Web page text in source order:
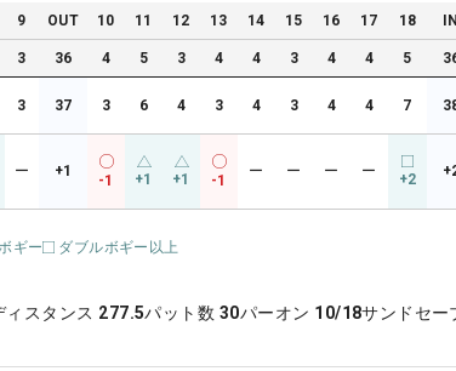
9 OUT 10 11 12 13 14 15 16 17 18
3 36 4 5 3 4 4 3 4 4 5
3 37 3 6 4 3 4 3 4 4 7
ー +1
-1 +1 +1 -1
ー ー ー ー +2
ボギー ダブルボギー以上
ィスタンス 277.5パット数 30パーオン 10/18サンドセー